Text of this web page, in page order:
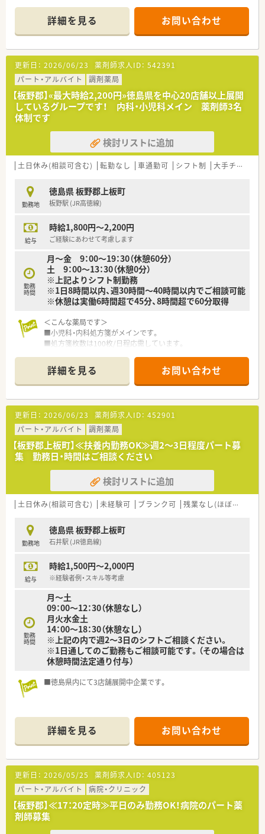
ます。
■門前のクリニックからの処方箋を応需しています。耳鼻科メ
インのため、処方箋枚数は季節により変動いたします。
■休憩室も6畳程度あり、電子レンジ・IHコンロ、ケトル・冷蔵庫
を完備。横になれるスペースも有ります。
■薬剤師は常時3名体制です。
〈業務内容〉
■平均80枚/日程度です。
■OTC販売に非常に力を入れています。
耳鼻科門前と言うこともあり、マスクを種類豊富にそろえてい
ます。
■分注機も導入されており、業務負担軽減を図られています。
〈法人概要〉
■他の薬局に比べると少し多めに人員配置されており、働く皆さ
んが余裕を持って勤務できる体制作りを目指しています。
■週休2日制です。残業時間もほぼなく、繁忙期を除き平均は1～
■有給取得率はなんと100％です。ラウンダー勤務者を配置され
ており、急なお休みにも対応可能です。従業員全員が助け合い、
■パートさんを含め、昇給も年1回ございます。
■入社当初は人員に余裕のある状態で配属されますので丁寧に
OJTを受けることができ、安心して働くことができます。
■社長は40代で薬剤師資格を保有されており、明るく社交的で
社員の方とのコミュニケーションも頻繁に行われています。
■全店舗で地域支援体制加算を取得されています。
〈こんな方にもおススメ〉
■人員に余裕をもって働きたい方
■地元のチェーン薬局で腰を地域医療に貢献したい方
■有給取得しやすい環境で働きたい方
など…ご興味ありましたらお問い合わせください！
詳細を見る お問い合わせ
更新日： 2026/06/23 薬剤師求人ID： 542391
パート・アルバイト
調剤薬局
【板野郡】«最大時給2,200円»徳島県を中心20店舗以上展開
しているグループです！ 内科・小児科メイン 薬剤師3名
体制です
検討リストに追加
土日休み(相談可含む) 転勤なし 車通勤可 シフト制 大手チェーン以外
勤務地
徳島県 板野郡上板町
板野駅 (JR高徳線)
給与
時給1,800円～2,200円
ご経験にあわせて考慮します
勤務
時間
月～金 9：00～19：30（休憩60分）
土 9：00～13：30（休憩0分）
※上記よりシフト制勤務
※1日8時間以内、週30時間～40時間以内でご相談可能
※休憩は実働6時間超で45分、8時間超で60分取得
＜こんな薬局です＞
■小児科・内科処方箋がメインです。
■処方箋枚数は100枚/日程応需しています。
＜業務内容＞
■調剤・監査・投薬等、外来処方箋対応がメインとなります。
＜法人特徴＞
■徳島に本社を置き、四国中心に関西エリアにも店舗を展開され
ている企業です。
店舗異動は通勤圏内のみですので、転居を伴う異動はありませ
ん。
■医・食・福・住で地域貢献をするため、幅広い事業展開をされて
いるグループです。
福祉事業も行っており、施設在宅の件数は徳島の薬局の中では
トップクラスです。
■福利厚生も充実しています。
e-ラーニング受講補助等のスキルアップ支援も行っておりま
す。
■人事考課制度があります。
く設定されています。
■有給消化とは別にリフレッシュ休暇もあり（最大5日）、有給取
■人事考課制度やリフレッシュ休暇等も現場からの声で生まれ
たもので
現場の意見を吸い上げてもらえる風通しの良い会社です。
■子育て支援の取り組みも徹底されている法人です。徳島県で
はぐくみ支援企業として認定されています。
■設備投資・託児所運営を含め、様々な労働環境改善に努めてい
ます。
詳細を見る お問い合わせ
更新日： 2026/06/23 薬剤師求人ID： 452901
パート・アルバイト
調剤薬局
【板野郡上板町】≪扶養内勤務OK≫週2～3日程度パート募
集 勤務日・時間はご相談ください
検討リストに追加
土日休み(相談可含む) 未経験可 ブランク可 残業なし(ほぼなし含む)
勤務地
徳島県 板野郡上板町
石井駅 (JR徳島線)
給与
時給1,500円～2,000円
※経験者例・スキル等考慮
勤務
時間
月～土
09：00～12：30（休憩なし）
月火水金土
14：00～18：30（休憩なし）
※上記の内で週2～3日のシフトご相談ください。
※1日通してのご勤務もご相談可能です。（その場合は
休憩時間法定通り付与）
■徳島県内にて3店舗展開中企業です。
詳細を見る お問い合わせ
更新日： 2026/05/25 薬剤師求人ID： 405123
パート・アルバイト
病院・クリニック
【板野郡】≪17：20定時≫平日のみ勤務OK！病院のパート薬
剤師募集